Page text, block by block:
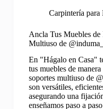
Carpintería
Ancla Tus Muebles de
Multiuso de
En "Hágalo en Casa"
tus muebles de
soportes multiuso de
son versátiles,
asegurando una
enseñamos paso a